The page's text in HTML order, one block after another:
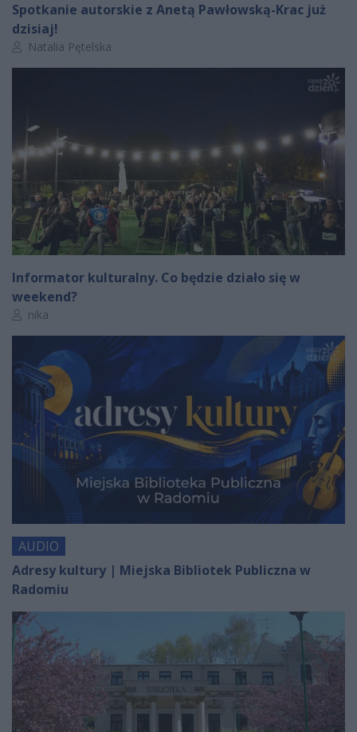
Spotkanie autorskie z Anetą Pawłowską-Krac już
dzisiaj!
Autor artykułu:
Natalia Pętelska
Informator kulturalny. Co będzie działo się w
weekend?
Autor artykułu:
nika
AUDIO
Adresy kultury | Miejska Bibliotek Publiczna w
Radomiu